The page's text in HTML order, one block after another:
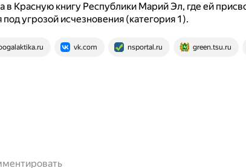
в Красную книгу Республики Марий Эл, где ей
угрозой исчезновения (категория 1).
vk.com nsportal.ru green.tsu.ru